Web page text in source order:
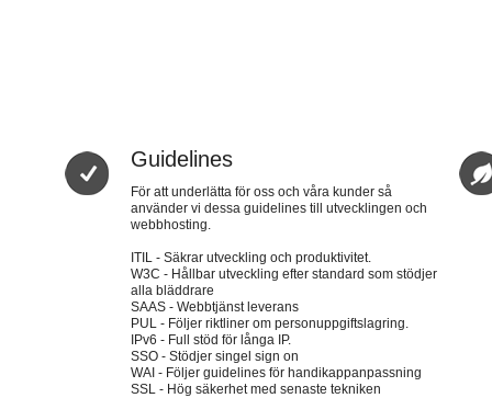
Guidelines
För att underlätta för oss och våra kunder så
använder vi dessa guidelines till utvecklingen och
webbhosting.
ITIL - Säkrar utveckling och produktivitet.
W3C - Hållbar utveckling efter standard som stödjer
alla bläddrare
SAAS - Webbtjänst leverans
PUL - Följer riktliner om personuppgiftslagring.
IPv6 - Full stöd för långa IP.
SSO - Stödjer singel sign on
WAI - Följer guidelines för handikappanpassning
SSL - Hög säkerhet med senaste tekniken